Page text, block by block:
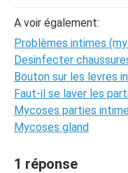
A voir également:
Problèmes intimes
Desinfecter
Bouton sur les levres
Faut-il se laver les
Mycoses parties
Mycoses gland
1 réponse